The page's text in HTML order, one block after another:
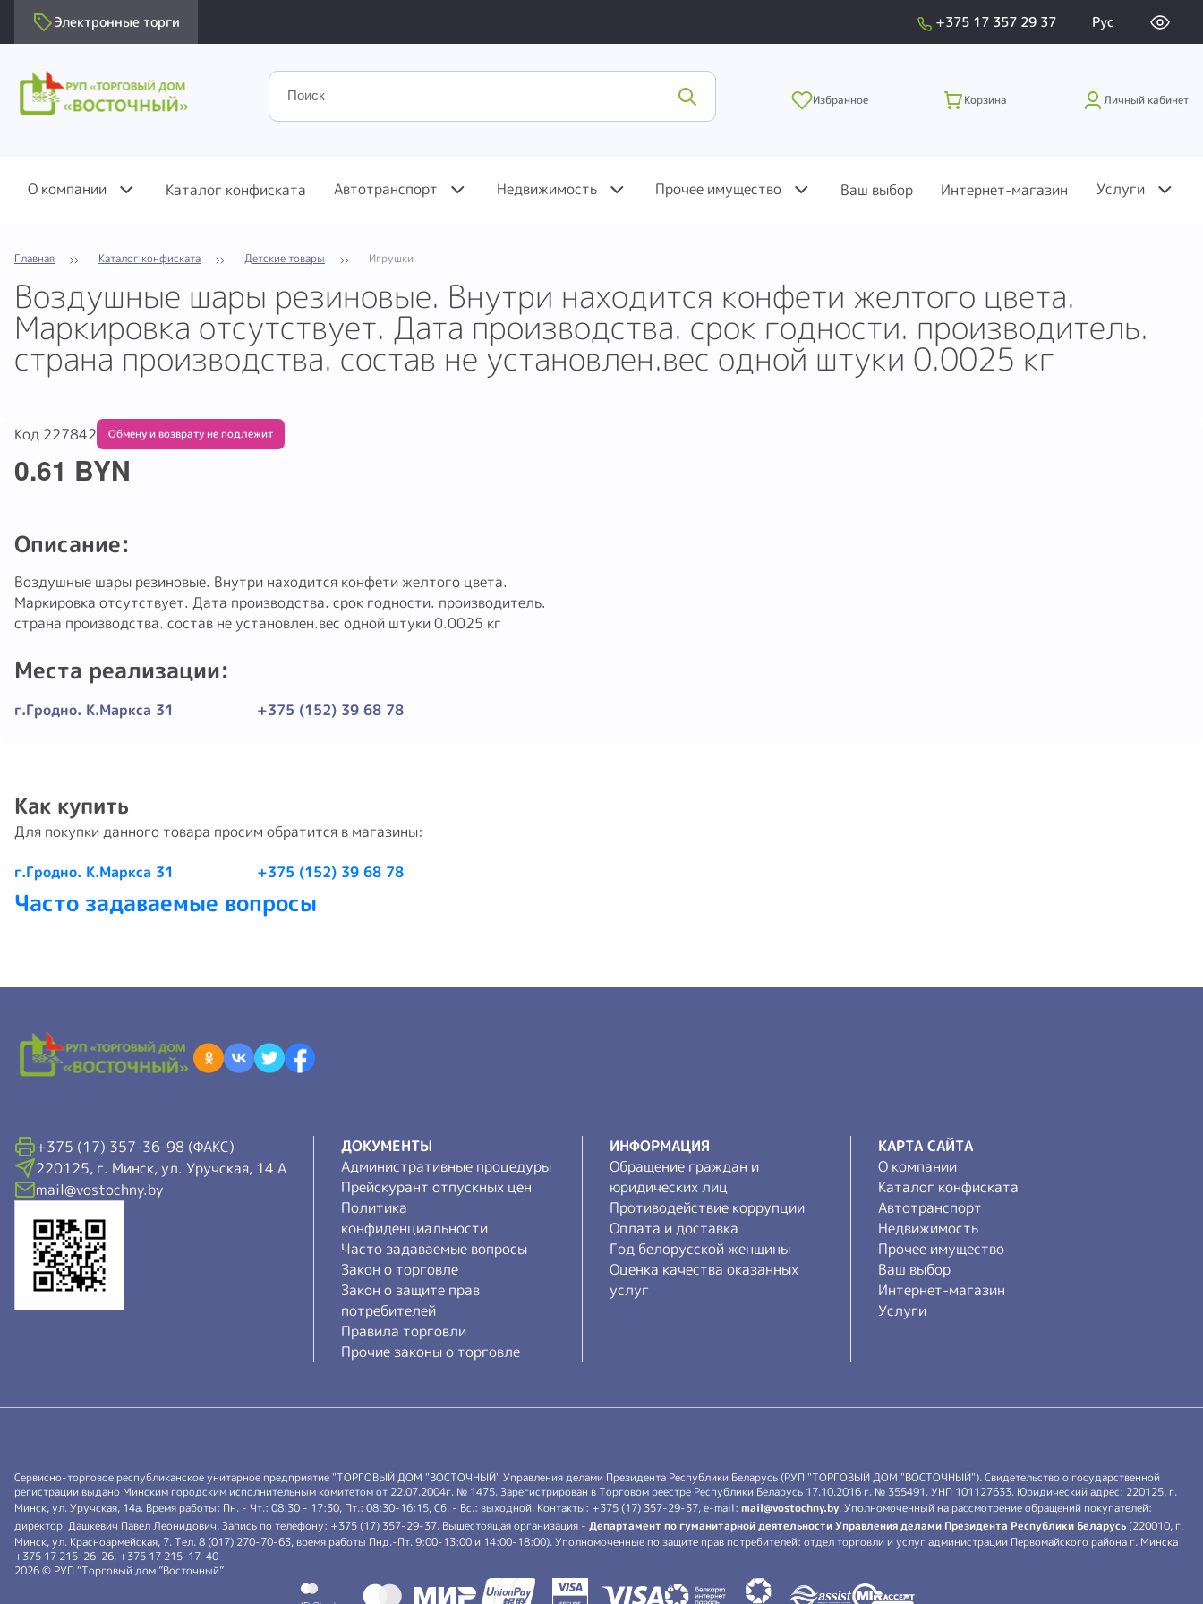
Электронные торги +375 17 357 29 37 Рус
Избранное Корзина Личный кабинет
О компании Каталог конфиската Автотранспорт Недвижимость Прочее имущество Ваш выбор Интернет-магазин Услуги
Главная Каталог конфиската Детские товары Игрушки
Воздушные шары резиновые. Внутри находится конфети желтого цвета.
Маркировка отсутствует. Дата производства. срок годности. производитель.
страна производства. состав не установлен.вес одной штуки 0.0025 кг
Код 227842 Обмену и возврату не подлежит
0.61 BYN
Описание:
Воздушные шары резиновые. Внутри находится конфети желтого цвета.
Маркировка отсутствует. Дата производства. срок годности. производитель.
страна производства. состав не установлен.вес одной штуки 0.0025 кг
Места реализации:
г.Гродно. К.Маркса 31 +375 (152) 39 68 78
Как купить
Для покупки данного товара просим обратится в магазины:
г.Гродно. К.Маркса 31 +375 (152) 39 68 78
Часто задаваемые вопросы
+375 (17) 357-36-98 (ФАКС)
220125, г. Минск, ул. Уручская, 14 А
mail@vostochny.by
ДОКУМЕНТЫ
Административные процедуры
Прейскурант отпускных цен
Политика
конфиденциальности
Часто задаваемые вопросы
Закон о торговле
Закон о защите прав
потребителей
Правила торговли
Прочие законы о торговле
ИНФОРМАЦИЯ
Обращение граждан и
юридических лиц
Противодействие коррупции
Оплата и доставка
Год белорусской женщины
Оценка качества оказанных
услуг
КАРТА САЙТА
О компании
Каталог конфиската
Автотранспорт
Недвижимость
Прочее имущество
Ваш выбор
Интернет-магазин
Услуги
Сервисно-торговое республиканское унитарное предприятие "ТОРГОВЫЙ ДОМ "ВОСТОЧНЫЙ" Управления делами Президента Республики Беларусь (РУП "ТОРГОВЫЙ ДОМ "ВОСТОЧНЫЙ"). Свидетельство о государственной
регистрации выдано Минским городским исполнительным комитетом от 22.07.2004г. № 1475. Зарегистрирован в Торговом реестре Республики Беларусь 17.10.2016 г. № 355491. УНП 101127633. Юридический адрес: 220125, г.
Минск, ул. Уручская, 14а. Время работы: Пн. - Чт.: 08:30 - 17:30, Пт.: 08:30-16:15, Сб. - Вс.: выходной. Контакты: +375 (17) 357-29-37, e-mail: mail@vostochny.by. Уполномоченный на рассмотрение обращений покупателей:
директор Дашкевич Павел Леонидович, Запись по телефону: +375 (17) 357-29-37. Вышестоящая организация - Департамент по гуманитарной деятельности Управления делами Президента Республики Беларусь (220010, г.
Минск, ул. Красноармейская, 7. Тел. 8 (017) 270-70-63, время работы Пнд.-Пт. 9:00-13:00 и 14:00-18:00). Уполномоченные по защите прав потребителей: отдел торговли и услуг администрации Первомайского района г. Минска
+375 17 215-26-26, +375 17 215-17-40
2026 © РУП “Торговый дом ”Восточный”